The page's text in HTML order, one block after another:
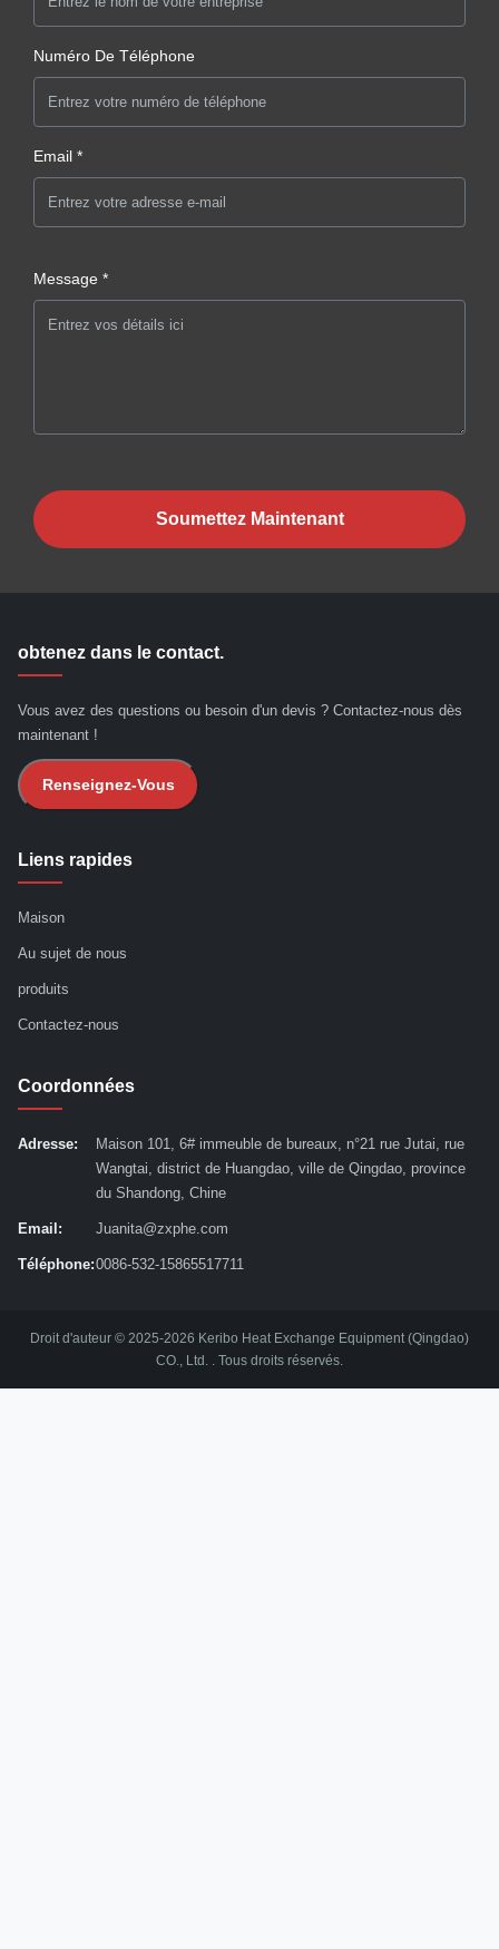
Numéro De Téléphone
Email *
Message *
Soumettez Maintenant
obtenez dans le contact.
Vous avez des questions ou besoin d'un devis ? Contactez-nous dès
maintenant !
Renseignez-Vous
Liens rapides
Maison
Au sujet de nous
produits
Contactez-nous
Coordonnées
Adresse:
Maison 101, 6# immeuble de bureaux, n°21 rue Jutai, rue
Wangtai, district de Huangdao, ville de Qingdao, province
du Shandong, Chine
Email: Juanita@zxphe.com
Téléphone:0086-532-15865517711
Droit d'auteur © 2025-2026 Keribo Heat Exchange Equipment (Qingdao)
CO., Ltd. . Tous droits réservés.